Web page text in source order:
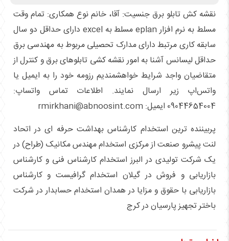
نقشه کش تابلو برق جنسیت: آقا، خانم نوع همکاری: تمام وقت
مسلط به نرم افزار eplan مسلط به excel دارای حداقل دو سال
سابقه کاری مرتبط دارای مدارک تحصیلی مربوط به مهندسی برق
حداقل لیسانس آشنا به امور نقشه کشی تابلوهای برق و کنترل از
متقاضیان واجد شرایط خواهشمندیم رزومه خود را به ایمیل یا
واتس‌اپ زیر ارسال نمایند. اطلاعات تماس واتساپ:
09044654004 ایمیل: rmirkhani@abnoosint.com
پربیننده ترین استخدام کارشناس بهداشت حرفه ای در اتحاد
لنت پیشرو صنعت از مرکزی استخدام مهندس مکانیک (طراح) در
یک شرکت تولیدی در البرز استخدام کارشناس فنی و کارشناس
بازاریابی و فروش در گیلان استخدام گرافیست و کارشناس
بازاریابی با حقوق و مزایا در همدان استخدام حسابدار در شرکت
باختر تجهیز پارسیان در کرج